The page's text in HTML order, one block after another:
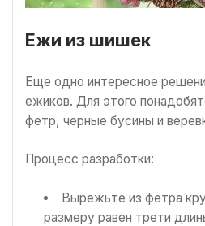
Ежи из шишек
Еще одно интересное
ежиков. Для этого
фетр, черные бусины и
Процесс разработки:
Вырежьте из фетра
размеру равен трети